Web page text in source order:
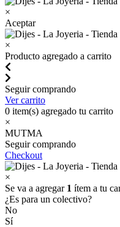
×
Aceptar
×
Producto agregado a carrito
Seguir comprando
Ver carrito
0 item(s) agregado tu carrito
×
MUTMA
Seguir comprando
Checkout
×
Se va a agregar 1 ítem a tu
¿Es para un colectivo?
No
Sí